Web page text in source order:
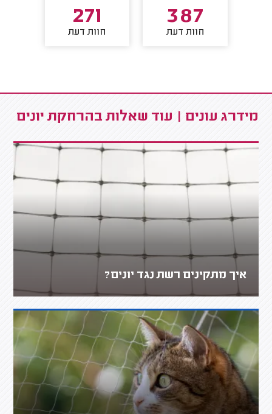
387
חוות דעת
271
חוות דעת
מידרג עונים | עוד שאלות בהרחקת יונים
איך מתקינים רשת נגד יונים?